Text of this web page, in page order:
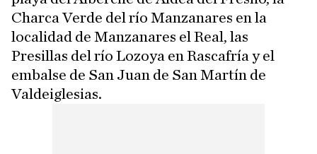
Charca Verde del río Manzanares en la
localidad de Manzanares el Real, las
Presillas del río Lozoya en Rascafría y el
embalse de San Juan de San Martín de
Valdeiglesias.